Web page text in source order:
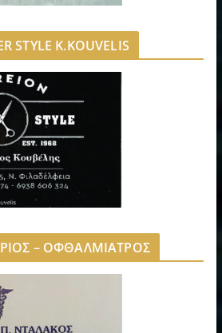
STYLE K.KOUVELIS
– ΟΦΘΑΛΜΙΑΤΡΟΣ